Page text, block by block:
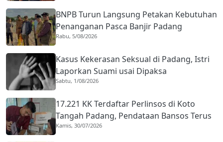
BNPB Turun Langsung Petakan Kebutuhan
Penanganan Pasca Banjir Padang
Rabu, 5/08/2026
Kasus Kekerasan Seksual di Padang, Istri
Laporkan Suami usai Dipaksa
Berhubungan dengan Pria Asing
Sabtu, 1/08/2026
17.221 KK Terdaftar Perlinsos di Koto
Tangah Padang, Pendataan Bansos Terus
Diperkuat
Kamis, 30/07/2026